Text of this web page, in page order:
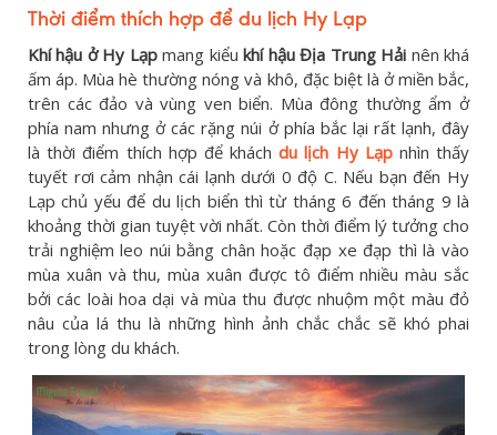
Thời điểm thích hợp để du lịch Hy Lạp
Khí hậu ở Hy Lạpmang kiểukhí hậu Địa Trung Hải nên khá
ấm áp. Mùa hè thường nóng và khô, đặc biệt là ở miền bắc,
trên các đảo và vùng ven biển. Mùa đông thường ẩm ở
phía nam nhưng ở các rặng núi ở phía bắc lại rất lạnh, đây
là thời điểm thích hợp để kháchdu lịch Hy Lạpnhìn thấy
tuyết rơi cảm nhận cái lạnh dưới 0 độ C. Nếu bạn đến Hy
Lạp chủ yếu để du lịch biển thì từ tháng 6 đến tháng 9 là
khoảng thời gian tuyệt vời nhất. Còn thời điểm lý tưởng cho
trải nghiệm leo núi bằng chân hoặc đạp xe đạp thì là vào
mùa xuân và thu, mùa xuân được tô điểm nhiều màu sắc
bởi các loài hoa dại và mùa thu được nhuộm một màu đỏ
nâu của lá thu là những hình ảnh chắc chắc sẽ khó phai
trong lòng du khách.